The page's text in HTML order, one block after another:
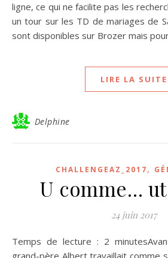
ligne, ce qui ne facilite pas les
un tour sur les TD de mariages de
sont disponibles sur Brozer mais
LIRE LA SUITE
Delphine
CHALLENGEAZ_2017,
U comme…
24 juin 2017
Temps de lecture : 2 minutesAvant son mariage, mon
grand-père Albert travaillait comme